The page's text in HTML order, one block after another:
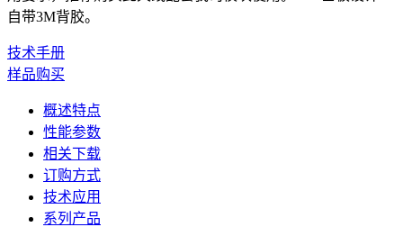
自带3M背胶。
技术手册
样品购买
概述特点
性能参数
相关下载
订购方式
技术应用
系列产品